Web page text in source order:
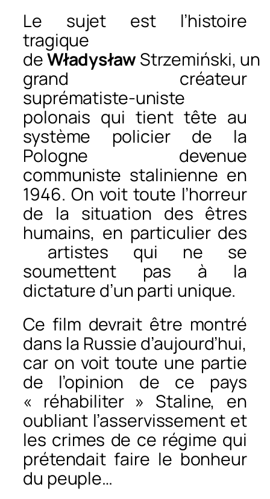
Le sujet est l’histoire
tragique
deWładysław Strzemiński, un
grand créateur
suprématiste-uniste
polonais qui tient tête au
système policier de la
Pologne devenue
communiste stalinienne en
1946. On voit toute l’horreur
de la situation des êtres
humains, en particulier des
artistes qui ne se
soumettent pas à la
dictature d’un parti unique.
Ce film devrait être montré
dans la Russie d’aujourd’hui,
car on voit toute une partie
de l’opinion de ce pays
« réhabiliter » Staline, en
oubliant l’asservissement et
les crimes de ce régime qui
prétendait faire le bonheur
du peuple…